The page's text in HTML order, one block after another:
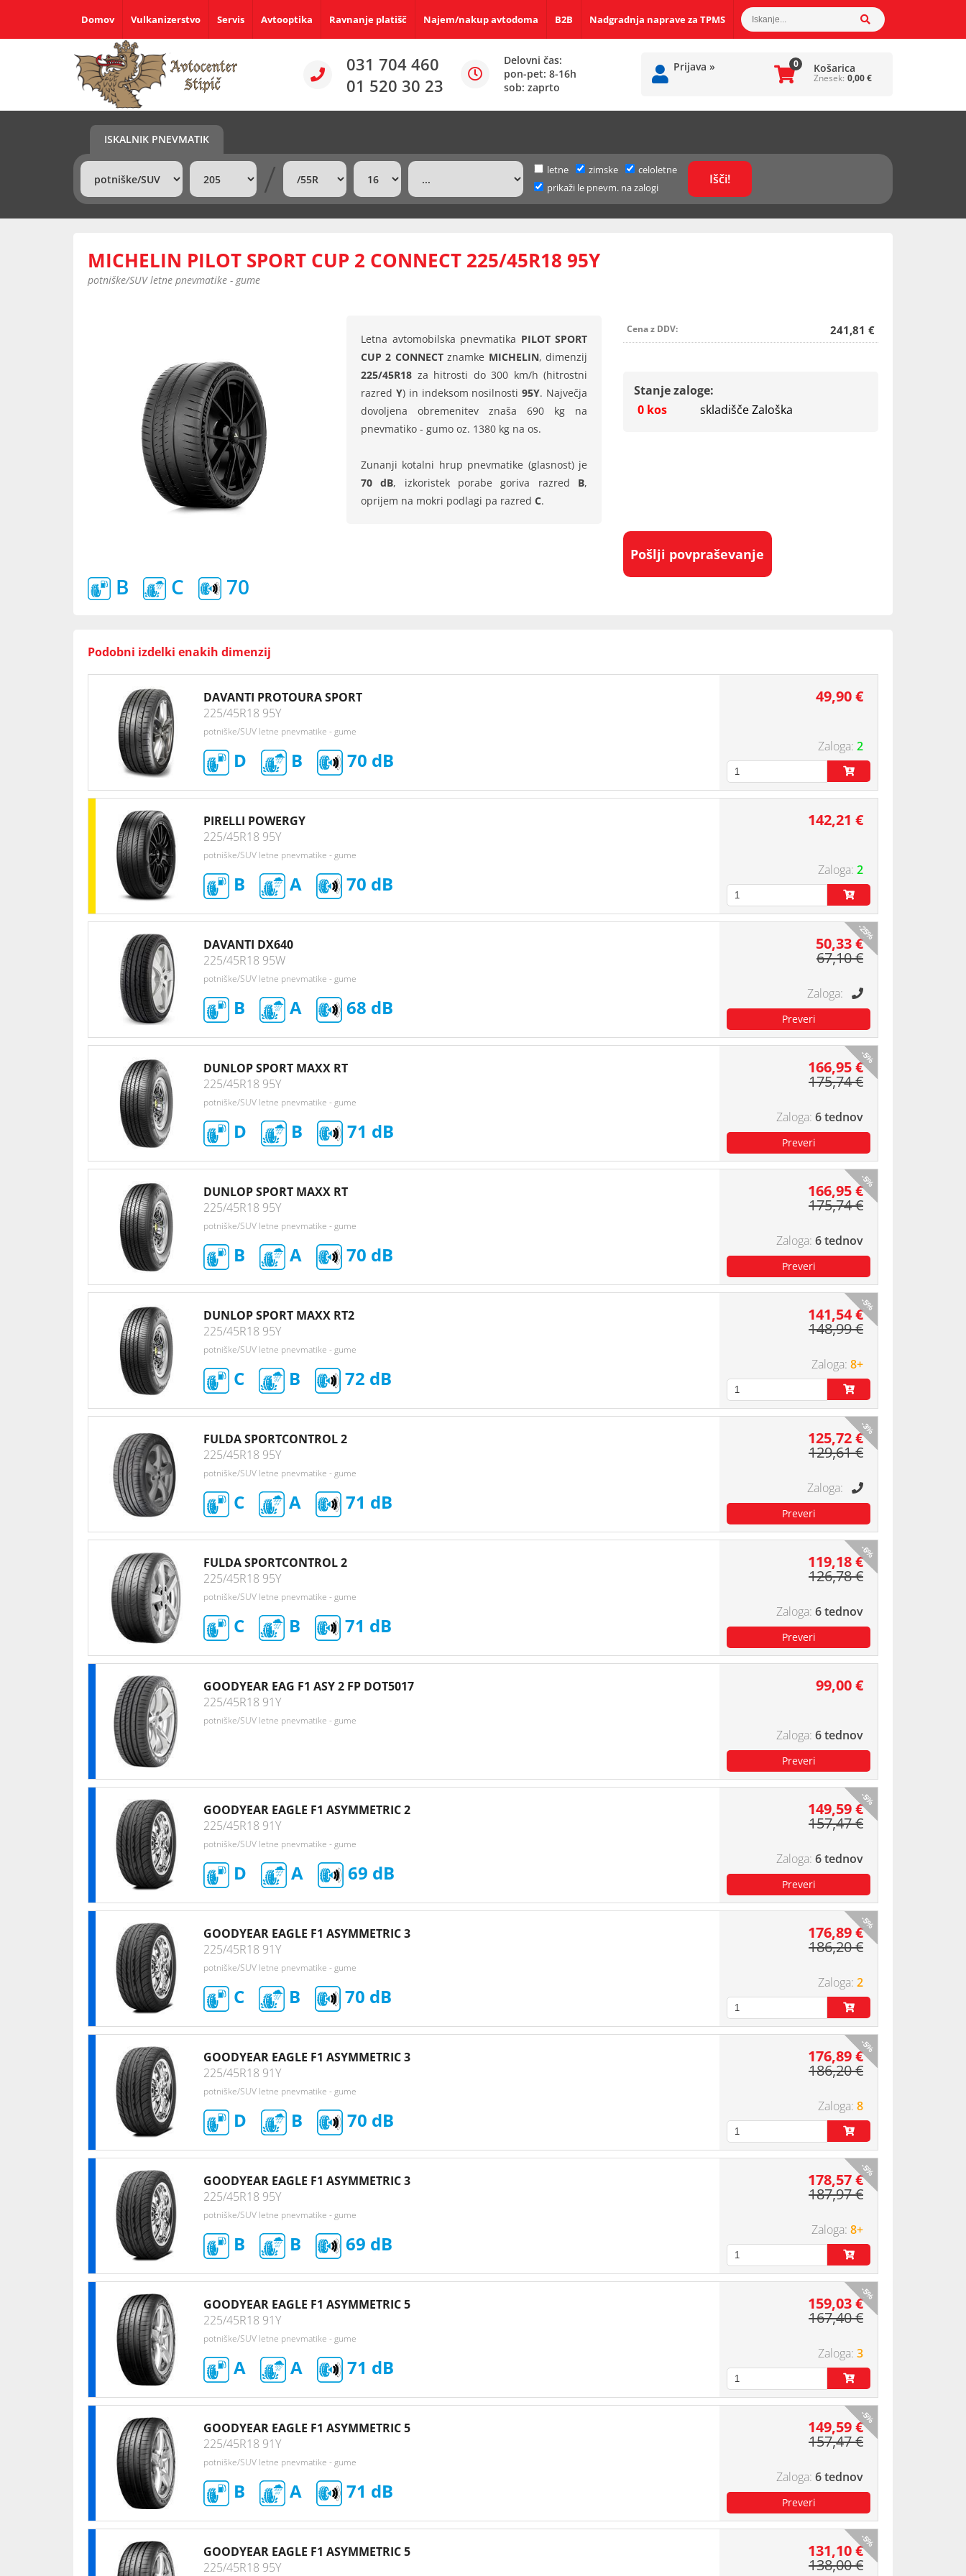
Domov Vulkanizerstvo Servis Avtooptika Ravnanje platišč Najem/nakup avtodoma B2B Nadgradnja naprave za TPMS
031 704 460
01 520 30 23
Delovni čas:
pon-pet: 8-16h
sob: zaprto
Prijava » Košarica
0
Znesek: 0,00€
ISKALNIK PNEVMATIK
/ letne zimske
celoletne
prikaži le pnevm. na zalogi
MICHELIN PILOT SPORT CUP 2 CONNECT 225/45R18 95Y
potniške/SUV letne pnevmatike - gume
Letna avtomobilska pnevmatika PILOT SPORT
CUP 2 CONNECTznamke MICHELIN, dimenzij
225/45R18 za hitrosti do 300 km/h (hitrostni
razred Y) in indeksom nosilnosti95Y. Največja
dovoljena obremenitev znaša 690 kg na
pnevmatiko - gumo oz. 1380 kg na os.
Zunanji kotalni hrup pnevmatike (glasnost) je
70 dB, izkoristek porabe goriva razred B,
oprijem na mokri podlagi pa razred C.
Cena z DDV: 241,81 €
Stanje zaloge:
0 kos
skladišče Zaloška
Pošlji povpraševanje
B C 70
Podobni izdelki enakih dimenzij
DAVANTI PROTOURA SPORT
225/45R18 95Y
potniške/SUV letne pnevmatike - gume
D B 70
49,90 €
2
PIRELLI POWERGY
225/45R18 95Y
potniške/SUV letne pnevmatike - gume
B A 70
142,21 €
2
-25%
DAVANTI DX640
225/45R18 95W
potniške/SUV letne pnevmatike - gume
B A 68
50,33 €
67,10 €
-5%
DUNLOP SPORT MAXX RT
225/45R18 95Y
potniške/SUV letne pnevmatike - gume
D B 71
166,95 €
175,74 €
6 tednov
-5%
DUNLOP SPORT MAXX RT
225/45R18 95Y
potniške/SUV letne pnevmatike - gume
B A 70
166,95 €
175,74 €
6 tednov
-5%
DUNLOP SPORT MAXX RT2
225/45R18 95Y
potniške/SUV letne pnevmatike - gume
C B 72
141,54 €
148,99 €
8+
-3%
FULDA SPORTCONTROL 2
225/45R18 95Y
potniške/SUV letne pnevmatike - gume
C A 71
125,72 €
129,61 €
-6%
FULDA SPORTCONTROL 2
225/45R18 95Y
potniške/SUV letne pnevmatike - gume
C B 71
119,18 €
126,78 €
6 tednov
GOODYEAR EAG F1 ASY 2 FP DOT5017
225/45R18 91Y
potniške/SUV letne pnevmatike - gume
99,00 €
6 tednov
-5%
GOODYEAR EAGLE F1 ASYMMETRIC 2
225/45R18 91Y
potniške/SUV letne pnevmatike - gume
D A 69
149,59 €
157,47 €
6 tednov
-5%
GOODYEAR EAGLE F1 ASYMMETRIC 3
225/45R18 91Y
potniške/SUV letne pnevmatike - gume
C B 70
176,89 €
186,20 €
2
-5%
GOODYEAR EAGLE F1 ASYMMETRIC 3
225/45R18 91Y
potniške/SUV letne pnevmatike - gume
D B 70
176,89 €
186,20 €
8
-5%
GOODYEAR EAGLE F1 ASYMMETRIC 3
225/45R18 95Y
potniške/SUV letne pnevmatike - gume
B B 69
178,57 €
187,97 €
8+
-5%
GOODYEAR EAGLE F1 ASYMMETRIC 5
225/45R18 91Y
potniške/SUV letne pnevmatike - gume
A A 71
159,03 €
167,40 €
3
-5%
GOODYEAR EAGLE F1 ASYMMETRIC 5
225/45R18 91Y
potniške/SUV letne pnevmatike - gume
B A 71
149,59 €
157,47 €
6 tednov
-5%
GOODYEAR EAGLE F1 ASYMMETRIC 5
225/45R18 95Y
131,10 €
138,00 €